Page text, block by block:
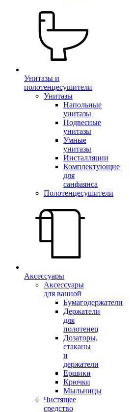
Унитазы и
полотенцесушители
Унитазы
Напольные
унитазы
Подвесные
унитазы
Умные
унитазы
Инсталляции
Комплектующие
для
санфаянса
Полотенцесушители
Аксессуары
Аксессуары
для ванной
Бумагодержатели
Держатели
для
полотенец
Дозаторы,
стаканы
и
держатели
Ершики
Крючки
Мыльницы
Чистящее
средство